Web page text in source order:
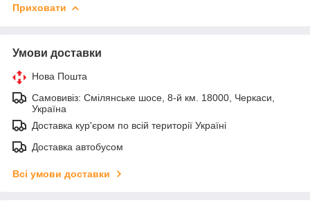
Приховати
Умови доставки
Нова Пошта
Самовивіз: Смілянське шосе, 8-й км. 18000, Черкаси,
Україна
Доставка кур'єром по всій території Україні
Доставка автобусом
Всі умови доставки